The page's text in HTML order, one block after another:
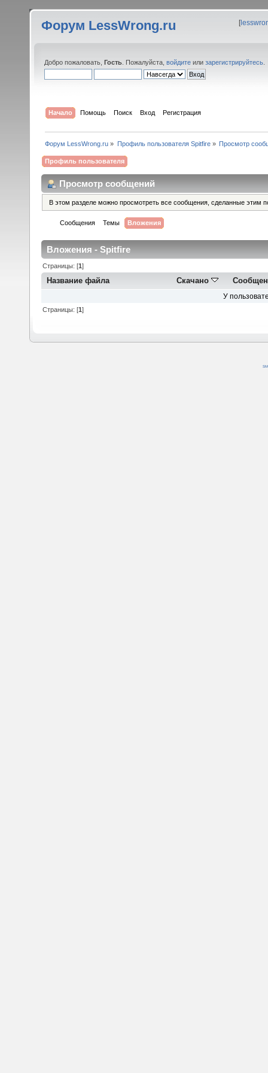
Форум LessWrong.ru [
Добро пожаловать, Гость . Пожалуйста, войдите или зарегистрируйтесь
Начало Помощь Поиск Вход Регистрация
Форум LessWrong.ru » Профиль пользователя Spitfire» Просмотр
Профиль пользователя
Просмотр сообщений
В этом разделе можно просмотреть все сообщения, сделанные этим
Сообщения Темы Вложения
Вложения - Spitfire
Страницы: [1]
Название файла Скачано
У
Страницы: [1]